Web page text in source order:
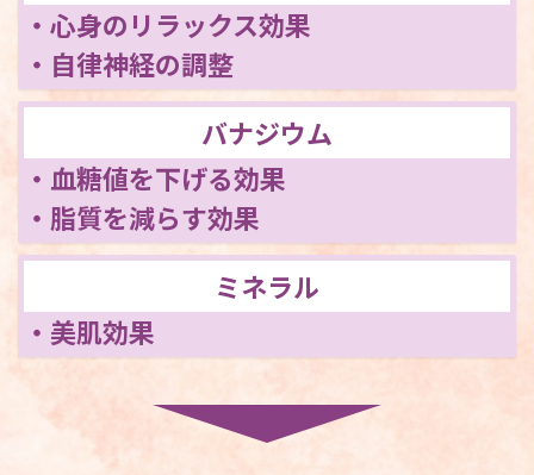
・心身のリラックス効果
・自律神経の調整
バナジウム
・血糖値を下げる効果
・脂質を減らす効果
ミネラル
・美肌効果